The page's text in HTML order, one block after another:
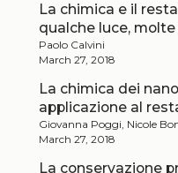
La chimica e il
qualche luce,
Paolo Calvini
March 27, 2018
La chimica dei
applicazione al
Giovanna Poggi, Nicole
March 27, 2018
La conservazione